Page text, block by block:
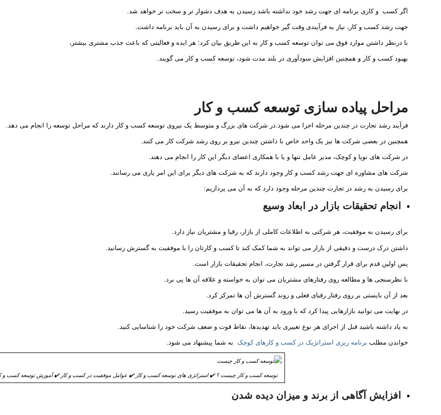
اگر کسب و کاری برنامه ای جهت رشد خود نداشته باشد رسیدن به هدف دشوار تر و سخت تر خواهد شد.
جهت رشد کسب و کار، نیاز به فرآیندی وقت گیر خواهیم داشت و برای رسیدن به آن باید برنامه داشت.
با درنظر داشتن موارد فوق می توان توسعه کسب و کار به این طریق بیان کرد: هر ایده و فعالیتی که باعث جذب مشتری بیشتر،
بهبود کسب و کار و همچنین افزایش سودآوری در بلند مدت شود، توسعه کسب و کار می گویند.
مراحل پیاده سازی توسعه کسب و کار
فرآیند رشد تجارت در چندین مرحله اجرا می شود.در شرکت های بزرگ و متوسط یک نیروی توسعه کسب و کار دارند که مراحل توسعه را انجام می دهد.
همچنین در بعضی شرکت ها نیز یک واحد خاص با داشتن چندین نیرو بر روی رشد شرکت کار می کنند.
در شرکت های نوپا و کوچک، مدیر عامل تنها و یا با همکاری اعضای دیگر این کار را انجام می دهند.
شرکت های مشاوره ای جهت رشد کسب و کار وجود دارند که به شرکت های دیگر برای این امر یاری می رسانند.
برای رسیدن به رشد در تجارت چندین مرحله وجود دارد که به آن می پردازیم:
انجام تحقیقات بازار در ابعاد وسیع
برای رسیدن به موفقیت، هر شرکتی به اطلاعات کاملی از بازار، رقبا و مشتریان نیاز دارد.
داشتن درک درست و دقیقی از بازار می تواند به شما کمک کند تا کسب و کارتان را با موفقیت به گسترش رسانید.
پس اولین قدم برای قرار گرفتن در مسیر رشد تجارت، انجام تحقیقات بازار است.
با نظرسنجی ها و مطالعه روی رفتارهای مشتریان می توان به خواسته و علاقه آن ها پی برد.
بعد از آن بایستی بر روی رفتار رقبای فعلی و روند گسترش آن ها تمرکز کرد.
در نهایت می توانید بازارهایی پیدا کرد که با ورود به آن ها می توان به موفقیت رسید.
به یاد داشته باشید قبل از اجرای هر نوع تغییری باید تهدیدها، نقاط قوت و ضعف شرکت خود را شناسایی کنید.
خواندن مطلب برنامه ریزی استراتژیک در کسب و کارهای کوچک به شما پیشنهاد می شود.
توسعه کسب و کار چیست ؟ ✔️ استراتژی های توسعه کسب و کار ✔️ عوامل موفقیت در کسب و کار ✔️ آموزش توسعه کسب و
افزایش آگاهی از برند و میزان دیده شدن